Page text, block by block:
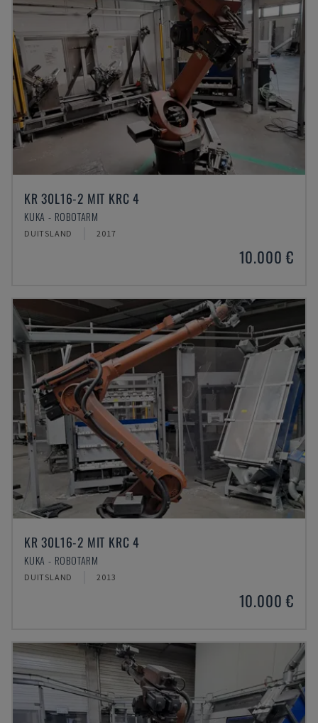
KR 30L16-2 MIT KRC 4
KUKA - ROBOTARM
DUITSLAND 2017
10.000 €
KR 30L16-2 MIT KRC 4
KUKA - ROBOTARM
DUITSLAND 2013
10.000 €